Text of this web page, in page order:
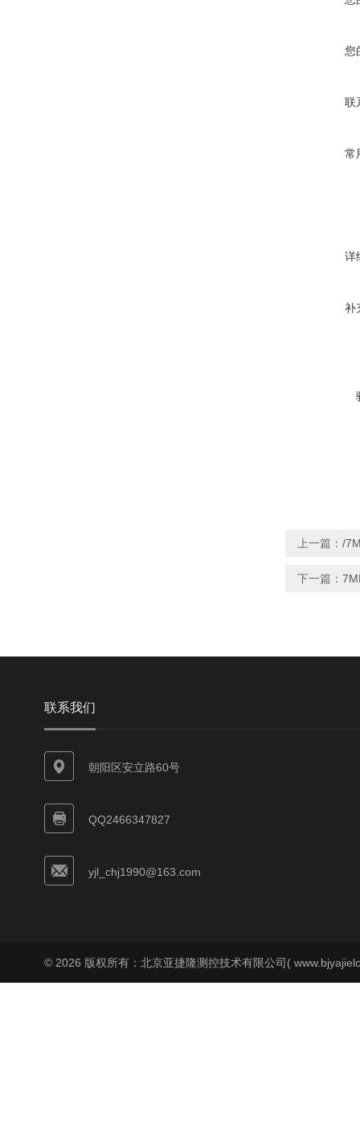
您
联
常
详
补
上一篇： /
下一篇：
联系我们
朝阳区安立路60号
QQ2466347827
yjl_chj1990@163.com
© 2026 版权所有：北京亚捷隆测控技术有限公司(